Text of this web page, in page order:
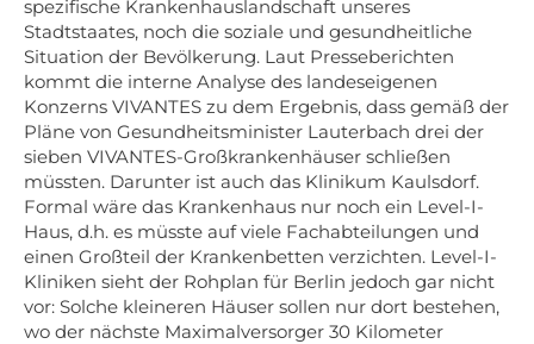
spezifische Krankenhauslandschaft unseres
Stadtstaates, noch die soziale und gesundheitliche
Situation der Bevölkerung. Laut Presseberichten
kommt die interne Analyse des landeseigenen
Konzerns VIVANTES zu dem Ergebnis, dass gemäß der
Pläne von Gesundheitsminister Lauterbach drei der
sieben VIVANTES-Großkrankenhäuser schließen
müssten. Darunter ist auch das Klinikum Kaulsdorf.
Formal wäre das Krankenhaus nur noch ein Level-I-
Haus, d.h. es müsste auf viele Fachabteilungen und
einen Großteil der Krankenbetten verzichten. Level-I-
Kliniken sieht der Rohplan für Berlin jedoch gar nicht
vor: Solche kleineren Häuser sollen nur dort bestehen,
wo der nächste Maximalversorger 30 Kilometer